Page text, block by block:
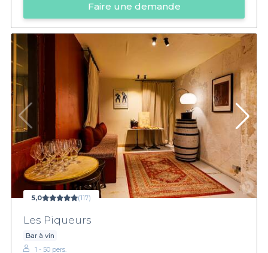
Faire une demande
5,0 (117)
Les Piqueurs
Bar à vin
1 - 50 pers.